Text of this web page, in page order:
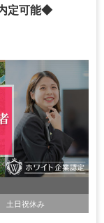
定可能◆
土日祝休み